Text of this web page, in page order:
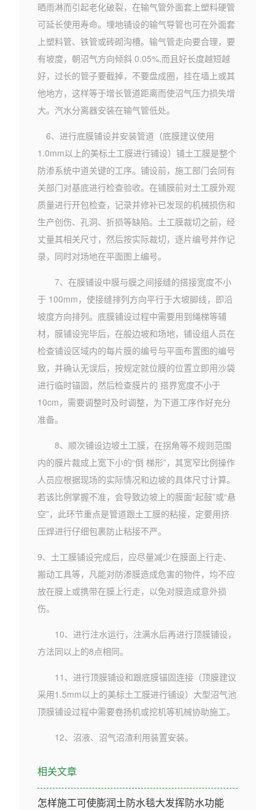
晒雨淋而引起老化破裂，在输气管外面套上塑料硬管
可延长使用寿命。埋地铺设的输气导管也可在外面套
上塑料管、铁管或砖砌沟槽。输气管走向要合理，要
有坡度，朝沼气方向倾斜 0.05%,而且好长度越短越
好，过长的管子要截掉，不要盘成圈，挂在墙上或其
他地方，这样等于增长管道距离而使沼气压力损失增
大。汽水分离器安装在输气管低处。
6、进行底膜铺设并安装管道（底膜建议使用
1.0mm以上的美标土工膜进行铺设）铺土工膜是整个
防渗系统中道关键的工序。铺设前，施工部门会同有
关部门对基底进行检查验收。在铺膜前对土工膜外观
质量进行开包检查，记录并修补已发现的机械损伤和
生产创伤、孔洞、折损等缺陷。土工膜裁切之前，经
丈量其相关尺寸，然后按实际裁切，逐片编号并作记
录，同时对场地在平面图上编号。
7、在膜铺设中膜与膜之间接缝的搭接宽度不小
于 100mm，使接缝排列方向平行于大坡脚线，即沿
坡度方向排列。底膜铺设过程中需要用到绳梯等辅
材，膜铺设完毕后，在般边坡和场地，铺设组人员在
检查铺设区域内的每片膜的编号与平面布置图的编号
致，并确认无误后，按规定就位膜的位置立即用沙袋
进行临时锚固，然后检查膜片的 搭界宽度不小于
10cm，需要调整时及时调整，为下道工序作好充分
准备。
8、顺次铺设边坡土工膜，在拐角等不规则范围
内的膜片裁成上宽下小的“倒 梯形”，其宽窄比例操作
人员应根据现场的实际情况和边坡的具体尺寸计算。
若该比例掌握不准，会导致边坡上的膜面“起鼓”或“悬
空”，此环节重点是管道跟土工膜的粘接，定要用挤
压焊进行仔细包裹防止粘接不严。
9、土工膜铺设完成后，应尽量减少在膜面上行走、
搬动工具等，凡能对防渗膜造成危害的物件，均不应
放在膜上或携带在膜上行走，以免对膜造成意外损
伤。
10、进行注水运行，注满水后再进行顶膜铺设，
方法同以上的8点相同。
11、进行顶膜铺设和跟底膜锚固连接（顶膜建议
采用1.5mm以上的美标土工膜进行铺设）大型沼气池
顶膜铺设过程中需要卷扬机或挖机等机械协助施工。
12、沼液、沼气沼渣利用装置安装。
相关文章
怎样施工可使膨润土防水毯大发挥防水功能